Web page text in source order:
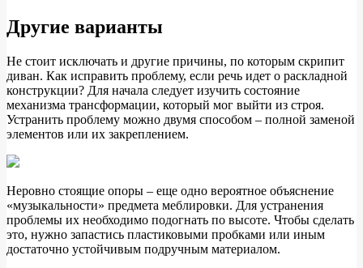
Другие варианты
Не стоит исключать и другие причины, по которым скрипит
диван. Как исправить проблему, если речь идет о раскладной
конструкции? Для начала следует изучить состояние
механизма трансформации, который мог выйти из строя.
Устранить проблему можно двумя способом – полной заменой
элементов или их закреплением.
Неровно стоящие опоры – еще одно вероятное объяснение
«музыкальности» предмета меблировки. Для устранения
проблемы их необходимо подогнать по высоте. Чтобы сделать
это, нужно запастись пластиковыми пробками или иным
достаточно устойчивым подручным материалом.